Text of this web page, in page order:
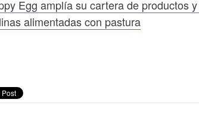
Egg amplía su cartera de productos
alimentadas con pastura